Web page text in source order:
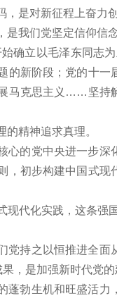
是对新征程上奋力
我们党坚定信仰信
确立以毛泽东同志
的新阶段；党的十
马克思主义……坚持
的精神追求真理。
心的党中央进一步
，初步构建中国式
现代化实践，这条强
党持之以恒推进全
，是加强新时代党的
蓬勃生机和旺盛活